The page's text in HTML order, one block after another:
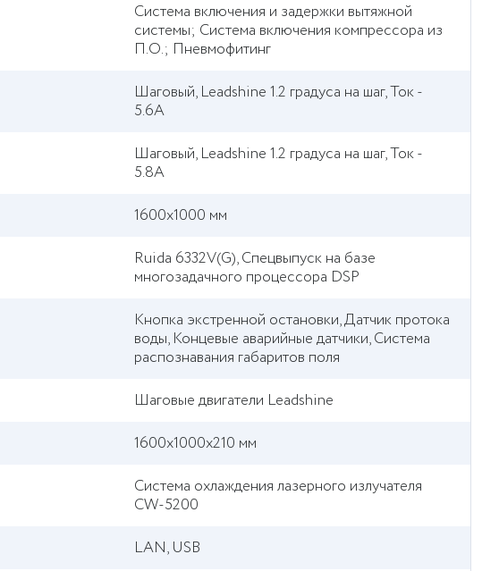
Система включения и задержки вытяжной
системы; Система включения компрессора из
П.О.; Пневмофитинг
Шаговый, Leadshine 1.2 градуса на шаг, Ток -
5.6А
Шаговый, Leadshine 1.2 градуса на шаг, Ток -
5.8А
1600х1000 мм
Ruida 6332V(G), Спецвыпуск на базе
многозадачного процессора DSP
Кнопка экстренной остановки, Датчик протока
воды, Концевые аварийные датчики, Система
распознавания габаритов поля
Шаговые двигатели Leadshine
1600х1000х210 мм
Система охлаждения лазерного излучателя
CW-5200
LAN, USB